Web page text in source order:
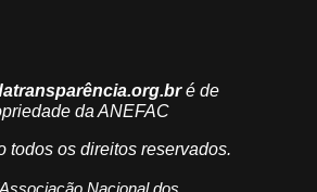
é de
da ANEFAC
todos os direitos reservados.
Nacional dos